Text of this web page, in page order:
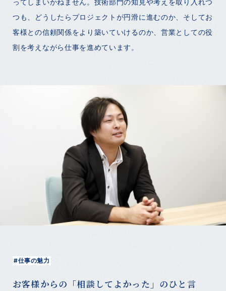
ってしまいかねません。技術部門の知見や考えを取り入れつ
つも、どうしたらプロジェクトが円滑に進むのか、そしてお
客様との信頼関係をより築いていけるのか、営業としての役
割を考えながら仕事を進めています。
#仕事の魅力
お客様からの「相談してよかった」のひと言